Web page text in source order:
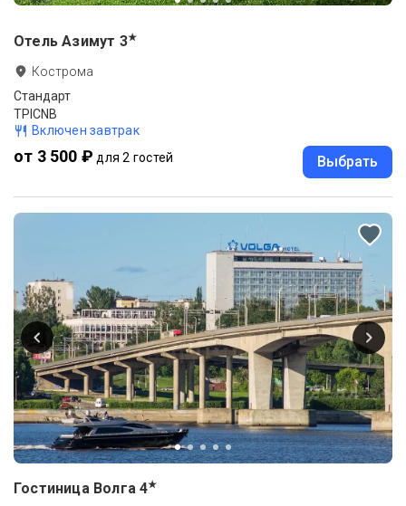
Отель Азимут 3★
Кострома
Стандарт
TPICNB
Включен завтрак
от 3 500 ₽ для 2 гостей Выбрать
Гостиница Волга 4★